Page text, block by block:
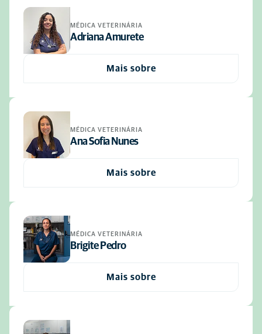
MÉDICA VETERINÁRIA
Adriana Amurete
Mais sobre
MÉDICA VETERINÁRIA
Ana Sofia Nunes
Mais sobre
MÉDICA VETERINÁRIA
Brigite Pedro
Mais sobre